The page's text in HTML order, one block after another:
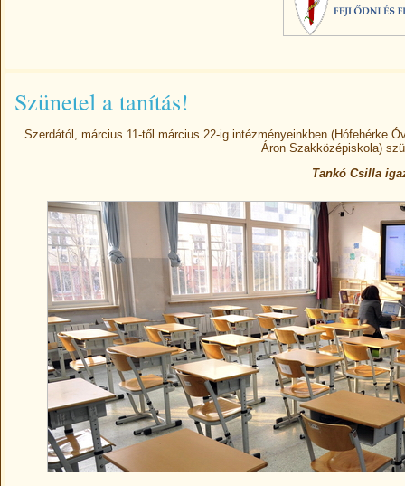
Szünetel a tanítás!
Szerdától, március 11-től március 22-ig intézményeinkben (Hófehérke
Áron Szakközépiskola)
Tankó Csilla